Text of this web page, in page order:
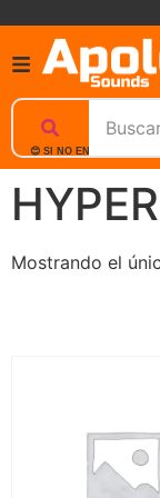
😊 SI NO ENCUENTRAS
Mostrando el